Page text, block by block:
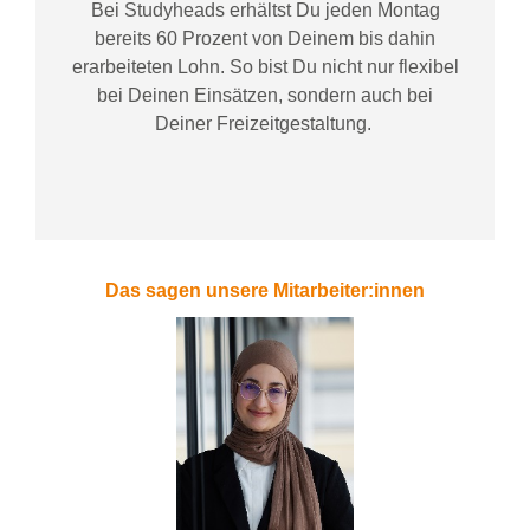
Bei Studyheadserhältst Du jeden Montag
bereits 60 Prozent von Deinem bis dahin
erarbeiteten Lohn. So bist Du nicht nur flexibel
bei Deinen Einsätzen, sondern auch bei
DeinerFreizeitgestaltung.
Das sagen unsere Mitarbeiter:innen